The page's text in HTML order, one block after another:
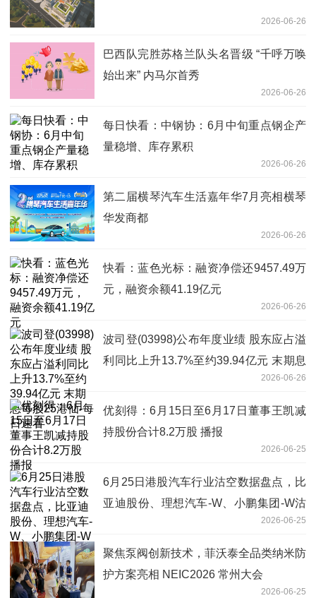
2026-06-26
巴西队完胜苏格兰队头名晋级 “千呼万唤
始出来” 内马尔首秀
2026-06-26
每日快看：中钢协：6月中旬重点钢企产
量稳增、库存累积
2026-06-26
第二届横琴汽车生活嘉年华7月亮相横琴
华发商都
2026-06-26
快看：蓝色光标：融资净偿还9457.49万
元，融资余额41.19亿元
2026-06-26
波司登(03998)公布年度业绩 股东应占溢
利同比上升13.7%至约39.94亿元 末期息
2026-06-26
优刻得：6月15日至6月17日董事王凯减
持股份合计8.2万股 播报
2026-06-25
6月25日港股汽车行业沽空数据盘点，比
亚迪股份、理想汽车-W、小鹏集团-W沽
2026-06-25
聚焦泵阀创新技术，菲沃泰全品类纳米防
护方案亮相 NEIC2026 常州大会
2026-06-25